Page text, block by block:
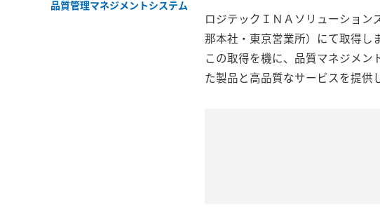
ロジテックＩＮＡソリューショ
那本社・東京営業所）にて取得し
この取得を機に、品質マネジメ
た製品と高品質なサービスを提供
品質管理マネジメントシステム